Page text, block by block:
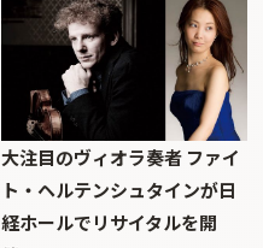
大注目のヴィオラ奏者 ファイ
ト・ヘルテンシュタインが日
経ホールでリサイタルを開